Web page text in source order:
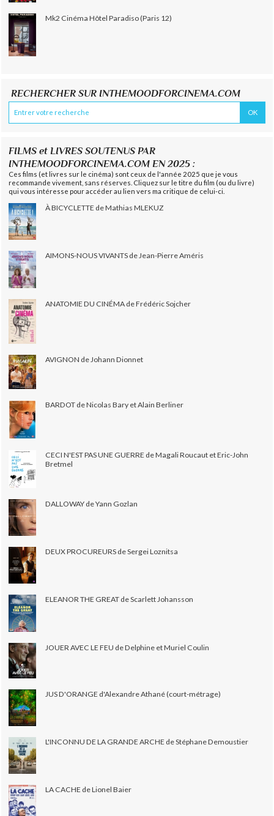
Mk2 Cinéma Hôtel Paradiso (Paris 12)
RECHERCHER SUR INTHEMOODFORCINEMA.COM
FILMS et LIVRES SOUTENUS PAR
INTHEMOODFORCINEMA.COM EN 2025 :
Ces films (et livres sur le cinéma) sont ceux de l'année 2025 que je vous
recommande vivement, sans réserves. Cliquez sur le titre du film (ou du livre)
qui vous intéresse pour accéder au lien vers ma critique de celui-ci.
À BICYCLETTE de Mathias MLEKUZ
AIMONS-NOUS VIVANTS de Jean-Pierre Améris
ANATOMIE DU CINÉMA de Frédéric Sojcher
AVIGNON de Johann Dionnet
BARDOT de Nicolas Bary et Alain Berliner
CECI N'EST PAS UNE GUERRE de Magali Roucaut et Eric-John
Bretmel
DALLOWAY de Yann Gozlan
DEUX PROCUREURS de Sergei Loznitsa
ELEANOR THE GREAT de Scarlett Johansson
JOUER AVEC LE FEU de Delphine et Muriel Coulin
JUS D'ORANGE d'Alexandre Athané (court-métrage)
L'INCONNU DE LA GRANDE ARCHE de Stéphane Demoustier
LA CACHE de Lionel Baier